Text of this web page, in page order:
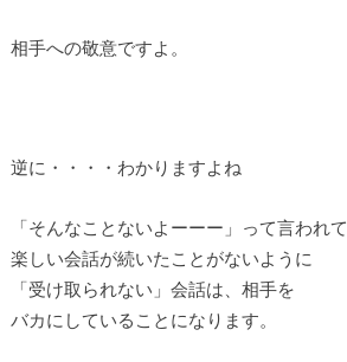
相手への敬意ですよ。
逆に・・・・わかりますよね
「そんなことないよーーー」って言われて
楽しい会話が続いたことがないように
「受け取られない」会話は、相手を
バカにしていることになります。